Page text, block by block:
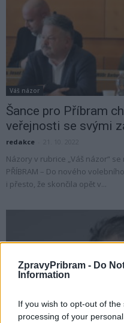
ZpravyPribram - Do
Information
If you wish to opt-out of
processing of your
Váš názor
Šance pro Příbram
veřejnosti se svými
redakce
Názory v rubrice „Váš názor“
PŘÍBRAM – Do nového
i přesto, že skončila opět v...